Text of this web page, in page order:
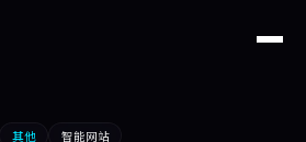
其他 智能网站